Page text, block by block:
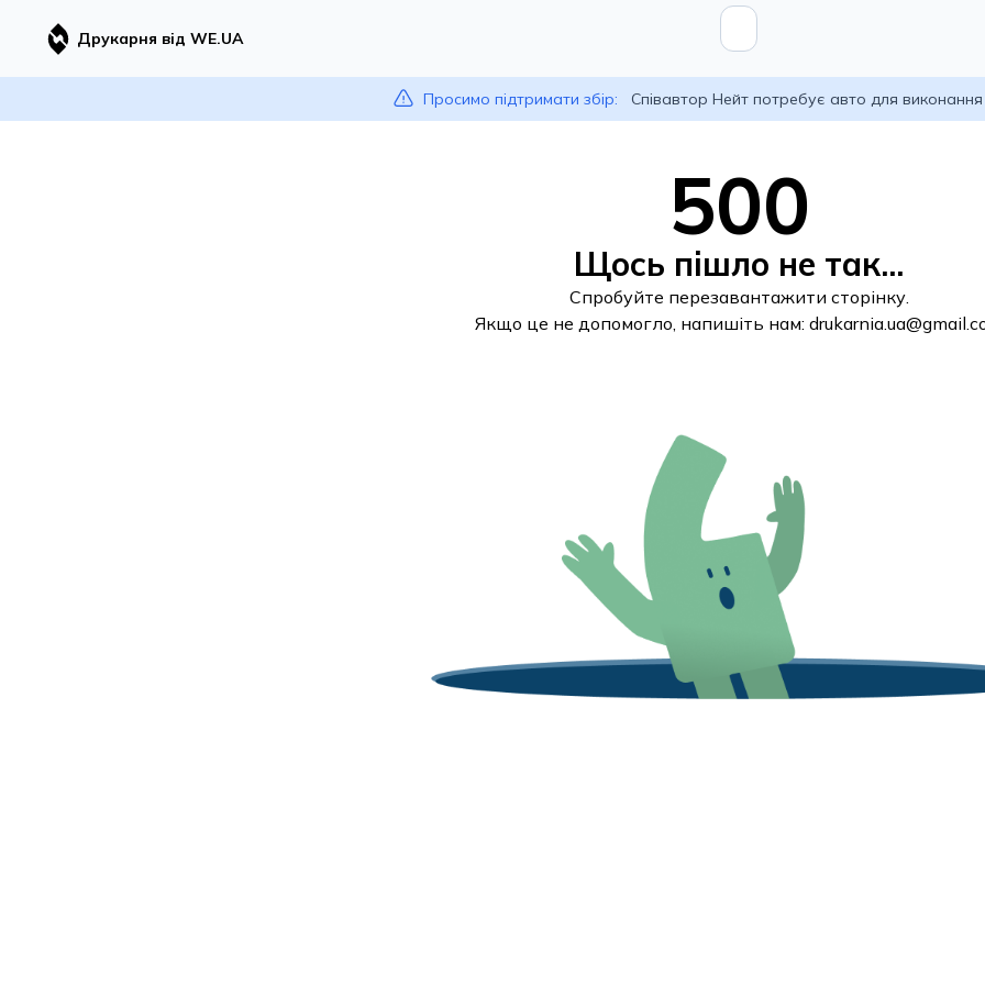
Друкарня від WE.UA
Просимо підтримати збір: Співавтор Нейт потребує авто для
500
Щось пішло не так...
Спробуйте перезавантажити сторінку.
Якщо це не допомогло, напишіть нам: